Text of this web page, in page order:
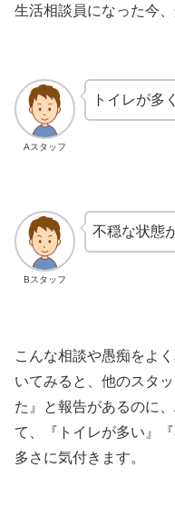
生活相談員になった今
Aスタッフ
トイレが多
Bスタッフ
不穏な状態
こんな相談や愚痴をよ
いてみると、他のスタ
た』と報告があるのに
て、『トイレが多い』
多さに気付きます。